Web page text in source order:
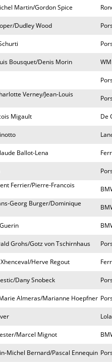
Martin/Gordon Spice
Dudley Wood
Bousquet/Denis Morin
Verney/Jean-Louis
Migault De
Ballot-Lena
Ferrier/Pierre-Francois
Georg Burger/Dominique
Grohs/Gotz von Tschirnhaus
Herve Regout
Dany Snobeck
Almeras/Marianne Hoepfner
Marcel Mignot
Michel Bernard/Pascal Ennequin